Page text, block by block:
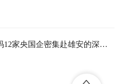
从“立骨架”到“长血肉”：解码12家央国企密集赴雄安的深层信号